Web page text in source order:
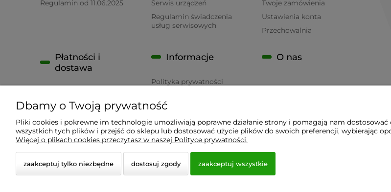
Regulamin od 11.06.2025
Serwis urządzeń
Regulamin świadczenia
usług serwisowych
Twoje zamówienia
Ustawienia konta
Przechowalnia
Płatności i
dostawa
Czas realizacji zamówienia
Informacje
Polityka prywatności
O nas
Wyposażenie Gastronomii - Projekty Technologiczne - Sklep Gastronomiczny - Serwis Sprzętu
Dbamy o Twoją prywatność
Pliki cookies i pokrewne im technologie umożliwiają poprawne działanie strony i pomagają nam
wszystkich tych plików i przejść do sklepu lub dostosować użycie plików do swoich preferencji, wybierając
Więcej o plikach cookies przeczytasz w naszej Polityce prywatności.
zaakceptuj tylko niezbędne dostosuj zgody zaakceptuj wszystkie